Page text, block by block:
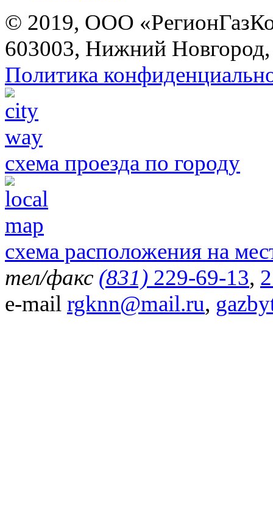
© 2019, ООО
603003, Нижний
Политика
схема проезда по городу
схема расположения на
тел/факс (831) 229-69-13,
e-mail rgknn@mail.ru,